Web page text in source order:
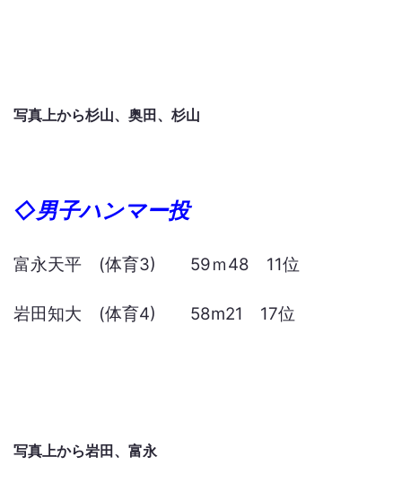
写真上から杉山、奥田、杉山
◇男子ハンマー投
富永天平 (体育3) 59ｍ48 11位
岩田知大 (体育4) 58m21 17位
写真上から岩田、富永